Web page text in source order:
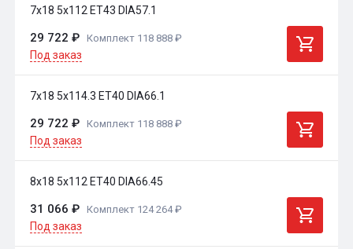
7x18 5x112 ET43 DIA57.1
29 722 ₽ Комплект 118 888 ₽
Под заказ
7x18 5x114.3 ET40 DIA66.1
29 722 ₽ Комплект 118 888 ₽
Под заказ
8x18 5x112 ET40 DIA66.45
31 066 ₽ Комплект 124 264 ₽
Под заказ